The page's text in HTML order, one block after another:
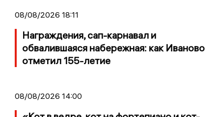
08/08/2026 18:11
Награждения, сап-карнавал и
обвалившаяся набережная: как Иваново
отметил 155-летие
08/08/2026 14:00